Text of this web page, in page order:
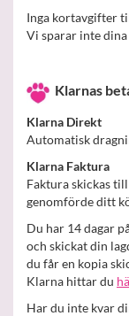
Inga kortavgifter
Vi sparar inte
Klarnas
Klarna Direkt
Automatisk
Klarna Faktura
Faktura skickas
genomförde ditt
Du har 14 dagar
och skickat din
du får en kopia
Klarna hittar du
Har du inte kvar